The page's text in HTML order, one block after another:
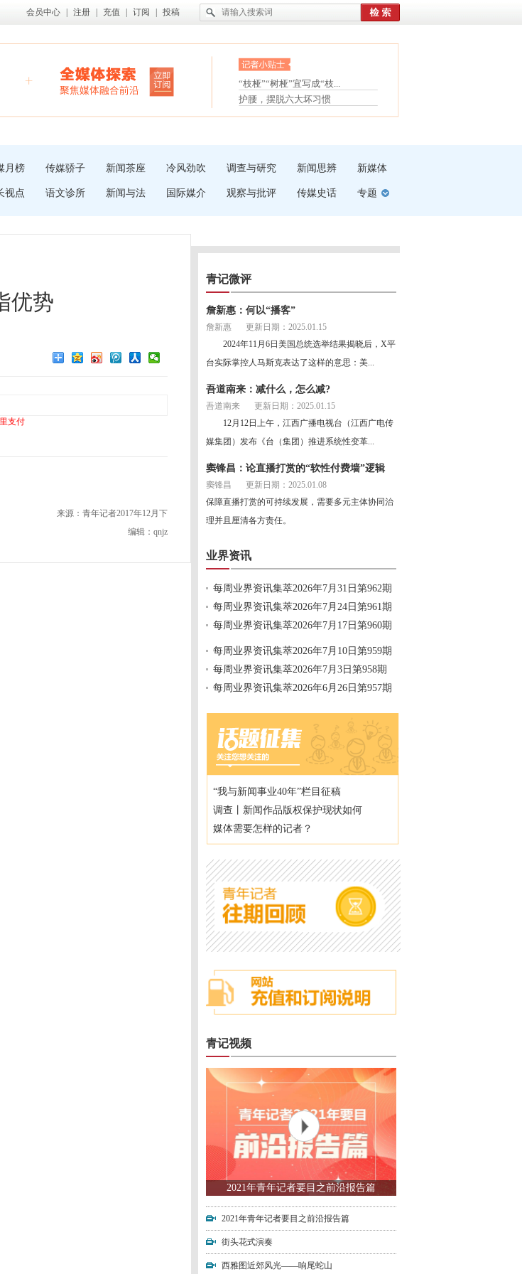
会员中心 注册 充值 订阅 投稿
眼白变红或是结膜下出血
“枝桠”“树桠”宜写成“枝...
夏天缓解疲劳有三招
护腰，摆脱六大坏习惯
受伤了冰敷还是热敷
月榜 传媒骄子 新闻茶座 冷风劲吹 调查与研究 新闻思辨 新媒体
视点 语文诊所 新闻与法 国际媒介 观察与批评 传媒史话 专题
优势
支付
来源：青年记者2017年12月下
编辑：qnjz
青记微评
詹新惠：何以“播客”
詹新惠
更新日期：2025.01.15
2024年11月6日美国总统选举结果揭晓后，X平
台实际掌控人马斯克表达了这样的意思：美...
吾道南来：减什么，怎么减?
吾道南来
更新日期：2025.01.15
12月12日上午，江西广播电视台（江西广电传
媒集团）发布《台（集团）推进系统性变革...
窦锋昌：论直播打赏的“软性付费墙”逻辑
窦锋昌
更新日期：2025.01.08
保障直播打赏的可持续发展，需要多元主体协同治
理并且厘清各方责任。
业界资讯
每周业界资讯集萃2026年7月31日第962期
每周业界资讯集萃2026年7月24日第961期
每周业界资讯集萃2026年7月17日第960期
每周业界资讯集萃2026年7月10日第959期
每周业界资讯集萃2026年7月3日第958期
每周业界资讯集萃2026年6月26日第957期
“我与新闻事业40年”栏目征稿
调查丨新闻作品版权保护现状如何
媒体需要怎样的记者？
青记视频
2021年青年记者要目之前沿报告篇
2021年青年记者要目之前沿报告篇
街头花式演奏
西雅图近郊风光——响尾蛇山